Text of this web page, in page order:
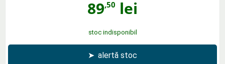
89,50 lei
stoc indisponibil
➤ alertă stoc